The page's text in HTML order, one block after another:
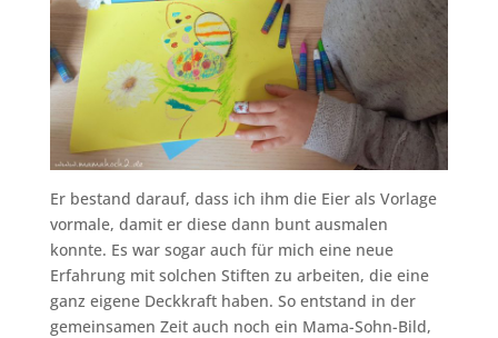
Er bestand darauf, dass ich ihm die Eier als Vorlage
vormale, damit er diese dann bunt ausmalen
konnte. Es war sogar auch für mich eine neue
Erfahrung mit solchen Stiften zu arbeiten, die eine
ganz eigene Deckkraft haben. So entstand in der
gemeinsamen Zeit auch noch ein Mama-Sohn-Bild,